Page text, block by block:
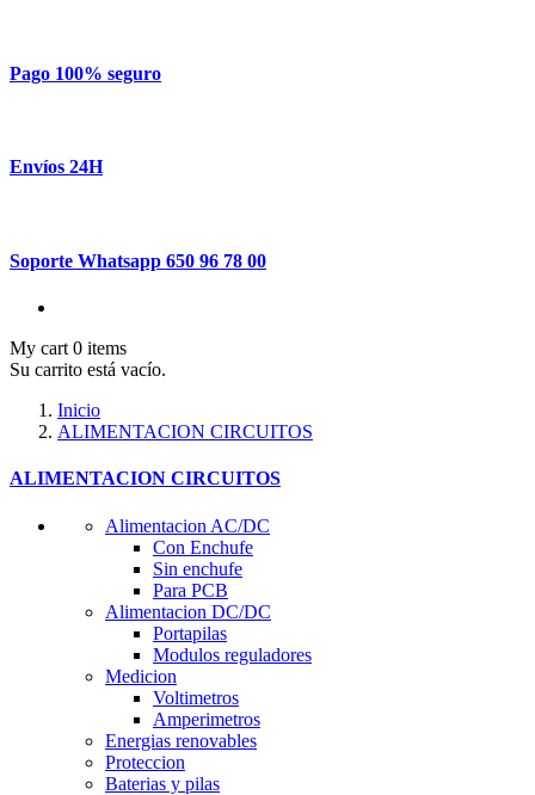
Pago 100% seguro
Envíos 24H
Soporte Whatsapp 650 96 78 00
My cart 0 items
Su carrito está vacío.
Inicio
ALIMENTACION CIRCUITOS
ALIMENTACION CIRCUITOS
Alimentacion AC/DC
Con Enchufe
Sin enchufe
Para PCB
Alimentacion DC/DC
Portapilas
Modulos reguladores
Medicion
Voltimetros
Amperimetros
Energias renovables
Proteccion
Baterias y pilas